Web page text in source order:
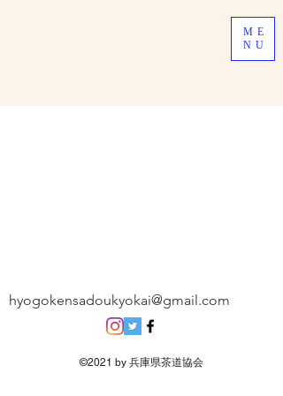
ME
NU
hyogokensadoukyokai@gmail.com
©2021 by 兵庫県茶道協会